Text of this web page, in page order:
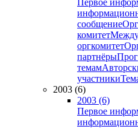
Первое
сообщение
комитет
оргкомитет
партнёры
темам
участники
2003 (6)
2003 (6)
Первое